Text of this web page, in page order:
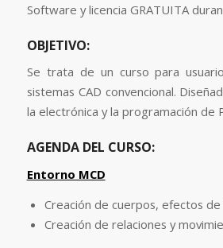
Software y licencia GRATUITA
OBJETIVO:
Se trata de un curso para
sistemas CAD convencional.
la electrónica y la programación de
AGENDA DEL CURSO:
Entorno MCD
Creación de cuerpos, efectos
Creación de relaciones y